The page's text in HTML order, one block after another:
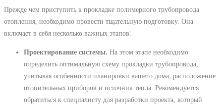
Прежде чем приступить к прокладке полимерного трубопровода
отопления, необходимо провести тщательную подготовку. Она
включает в себя несколько важных этапов⁚
Проектирование системы. На этом этапе необходимо
определить оптимальную схему прокладки трубопровода,
учитывая особенности планировки вашего дома, расположение
отопительных приборов и источник тепла. Рекомендуется
обратиться к специалисту для разработки проекта, который